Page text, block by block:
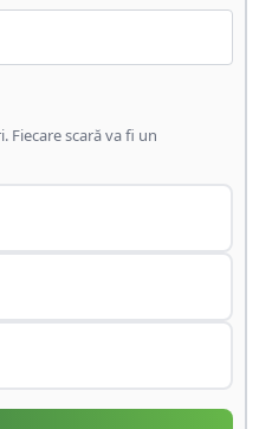
Fiecare scară va fi un